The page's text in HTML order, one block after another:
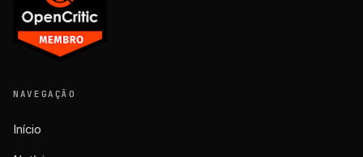
NAVEGAÇÃO
Início